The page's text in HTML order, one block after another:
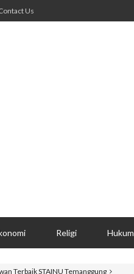
Us
Religi Hukum
Terbaik STAINU Temanggung